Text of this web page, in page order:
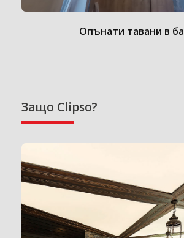
Опънати тавани в
Защо Clipso?